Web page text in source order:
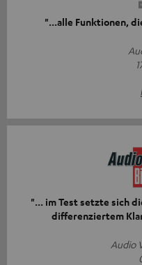
"...alle Funktionen,
"... im Test setzte sich
differenziertem
Audio